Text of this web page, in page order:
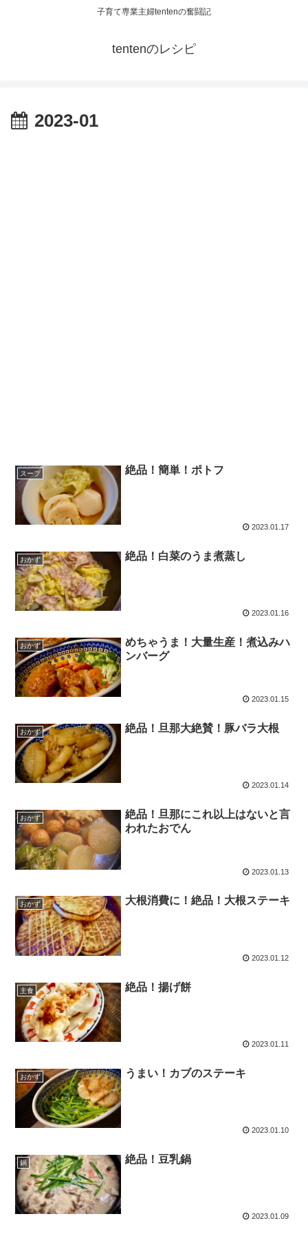
子育て専業主婦tentenの奮闘記
tentenのレシピ
2023-01
スープ 絶品！簡単！ポトフ
2023.01.17
おかず 絶品！白菜のうま煮蒸し
2023.01.16
おかず
めちゃうま！大量生産！煮込みハ
ンバーグ
2023.01.15
おかず 絶品！旦那大絶賛！豚バラ大根
2023.01.14
おかず
絶品！旦那にこれ以上はないと言
われたおでん
2023.01.13
おかず 大根消費に！絶品！大根ステーキ
2023.01.12
主食 絶品！揚げ餅
2023.01.11
おかず うまい！カブのステーキ
2023.01.10
鍋 絶品！豆乳鍋
2023.01.09